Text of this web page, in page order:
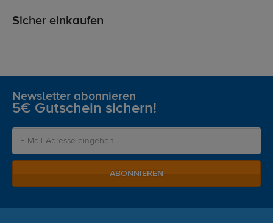
Sicher einkaufen
Newsletter abonnieren
5€ Gutschein sichern!
ABONNIEREN